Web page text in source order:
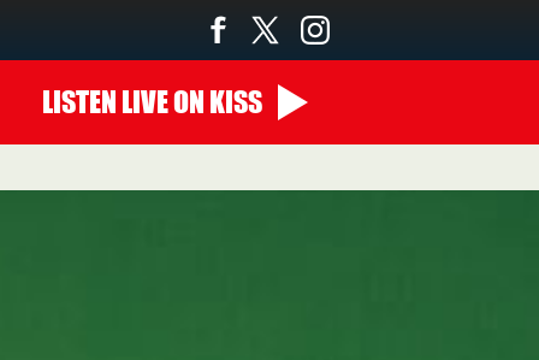
LISTEN LIVEON KISS